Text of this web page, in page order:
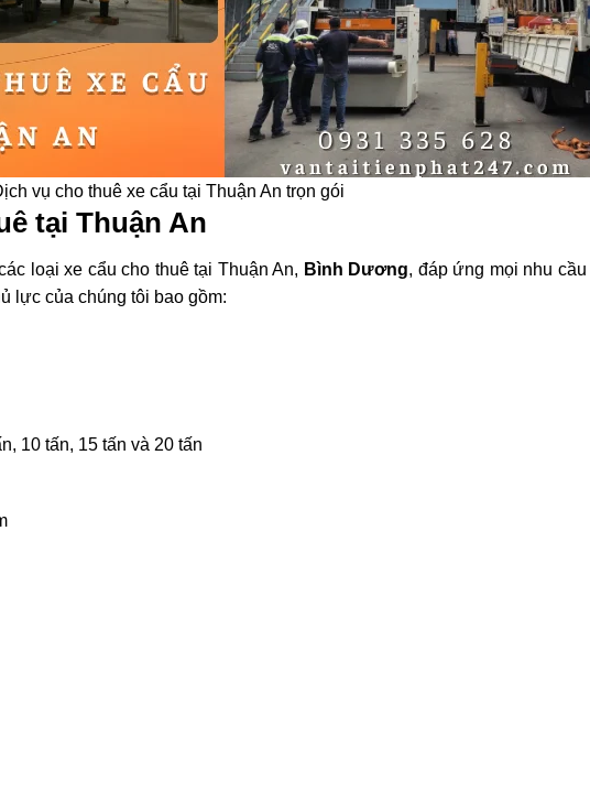
vụ cho thuê xe cẩu tại Thuận An trọn gói
tại Thuận An
loại xe cẩu cho thuê tại Thuận An, Bình Dương, đáp ứng mọi nhu cầu
lực của chúng tôi bao gồm:
10 tấn, 15 tấn và 20 tấn